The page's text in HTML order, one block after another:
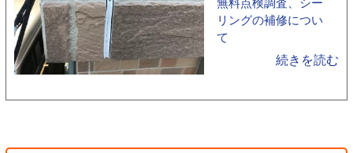
無料点検調査、シー
リングの補修につい
て
続きを読む